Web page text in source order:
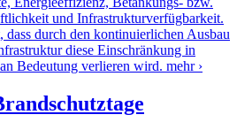
und Infrastrukturverfügbarkeit.
dass durch den kontinuierlichen Ausbau
diese Einschränkung in
Bedeutung verlieren wird. mehr ›